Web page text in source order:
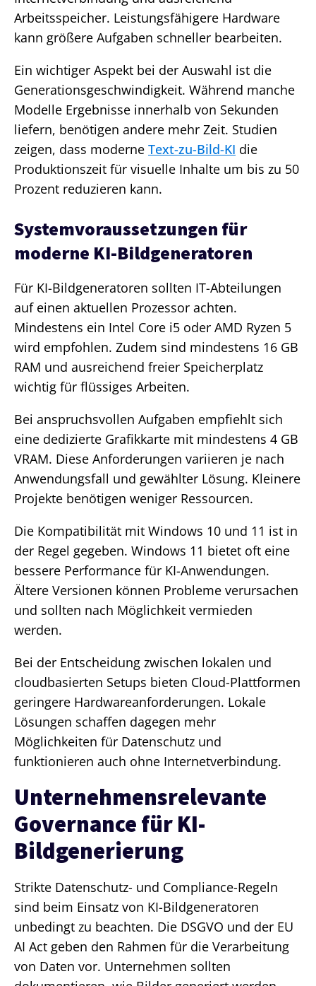
Arbeitsspeicher. Leistungsfähigere Hardware
kann größere Aufgaben schneller bearbeiten.
Ein wichtiger Aspekt bei der Auswahl ist die
Generationsgeschwindigkeit. Während manche
Modelle Ergebnisse innerhalb von Sekunden
liefern, benötigen andere mehr Zeit. Studien
zeigen, dass moderne Text-zu-Bild-KI die
Produktionszeit für visuelle Inhalte um bis zu 50
Prozent reduzieren kann.
Systemvoraussetzungen für
moderne KI-Bildgeneratoren
Für KI-Bildgeneratoren sollten IT-Abteilungen
auf einen aktuellen Prozessor achten.
Mindestens ein Intel Core i5 oder AMD Ryzen 5
wird empfohlen. Zudem sind mindestens 16 GB
RAM und ausreichend freier Speicherplatz
wichtig für flüssiges Arbeiten.
Bei anspruchsvollen Aufgaben empfiehlt sich
eine dedizierte Grafikkarte mit mindestens 4 GB
VRAM. Diese Anforderungen variieren je nach
Anwendungsfall und gewählter Lösung. Kleinere
Projekte benötigen weniger Ressourcen.
Die Kompatibilität mit Windows 10 und 11 ist in
der Regel gegeben. Windows 11 bietet oft eine
bessere Performance für KI-Anwendungen.
Ältere Versionen können Probleme verursachen
und sollten nach Möglichkeit vermieden
werden.
Bei der Entscheidung zwischen lokalen und
cloudbasierten Setups bieten Cloud-Plattformen
geringere Hardwareanforderungen. Lokale
Lösungen schaffen dagegen mehr
Möglichkeiten für Datenschutz und
funktionieren auch ohne Internetverbindung.
Unternehmensrelevante
Governance für KI-
Bildgenerierung
Strikte Datenschutz- und Compliance-Regeln
sind beim Einsatz von KI-Bildgeneratoren
unbedingt zu beachten. Die DSGVO und der EU
AI Act geben den Rahmen für die Verarbeitung
von Daten vor. Unternehmen sollten